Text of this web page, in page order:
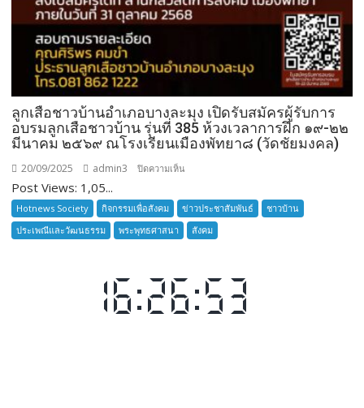
ลูกเสือชาวบ้านอำเภอบางละมุง เปิดรับสมัครผู้รับการ
อบรมลูกเสือชาวบ้าน รุ่นที่ 385 ห้วงเวลาการฝึก ๑๙-๒๒
มีนาคม ๒๕๖๙ ณโรงเรียนเมืองพัทยา๘ (วัดชัยมงคล)
20/09/2025 admin3 ปิดความเห็น
เสือ
ชาว
บ้าน
เปิด
รับ
Post Views: 1,05...
Hotnews Society กิจกรรมเพื่อสังคม ข่าวประชาสัมพันธ์
ชาวบ้าน
ประเพณีและวัฒนธรรม
พระพุทธศาสนา สังคม